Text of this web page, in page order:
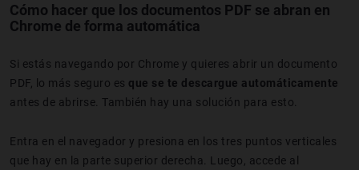
Cómo hacer que los documentos PDF se abran en
Chrome de forma automática
Si estás navegando por Chrome y quieres abrir un documento
PDF, lo más seguro es que se te descargue automáticamente
antes de abrirse. También hay una solución para esto.
Entra en el navegador y presiona en los tres puntos verticales
que hay en la parte superior derecha. Luego, accede al